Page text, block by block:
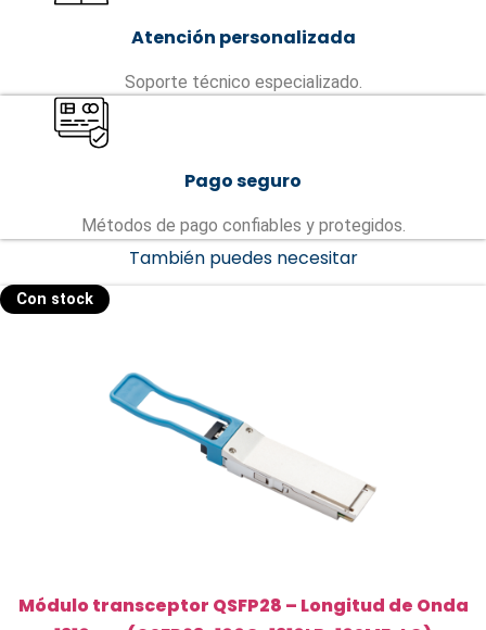
Atención personalizada
Soporte técnico especializado.
Pago seguro
Métodos de pago confiables y protegidos.
También puedes necesitar
Con stock
Módulo transceptor QSFP28 – Longitud de Onda